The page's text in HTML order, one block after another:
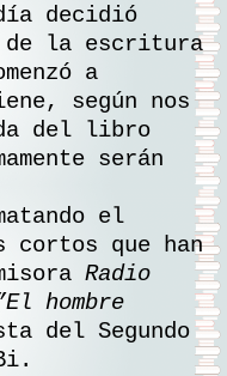
decidió
de la escritura
a
según nos
del libro
serán
el
cortos que han
Radio
hombre
del Segundo